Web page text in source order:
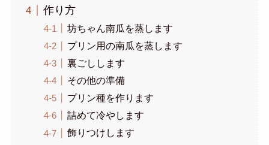
作り方
坊ちゃん南瓜を蒸します
プリン用の南瓜を蒸します
裏ごしします
その他の準備
プリン種を作ります
詰めて冷やします
飾りつけします